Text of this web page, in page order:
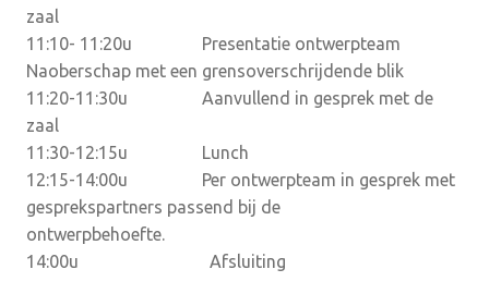
zaal
11:10- 11:20u Presentatie ontwerpteam
Naoberschap met een grensoverschrijdende blik
11:20-11:30u Aanvullend in gesprek met de
zaal
11:30-12:15u Lunch
12:15-14:00u Per ontwerpteam in gesprek met
gesprekspartners passend bij de
ontwerpbehoefte.
14:00u Afsluiting